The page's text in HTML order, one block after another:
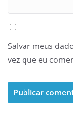
Salvar meus
vez que eu